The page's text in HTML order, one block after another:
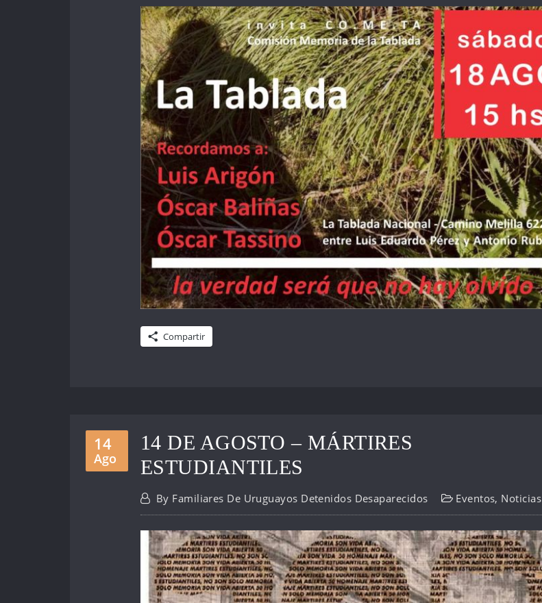
Compartir
14
Ago
14 DE AGOSTO – MÁRTIRES
ESTUDIANTILES
By Familiares De Uruguayos Detenidos Desaparecidos Eventos, Noticias